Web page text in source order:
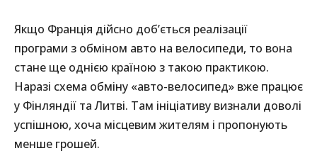
Якщо Франція дійсно доб’ється реалізації
програми з обміном авто на велосипеди, то вона
стане ще однією країною з такою практикою.
Наразі схема обміну «авто-велосипед» вже працює
у Фінляндії та Литві. Там ініціативу визнали доволі
успішною, хоча місцевим жителям і пропонують
менше грошей.